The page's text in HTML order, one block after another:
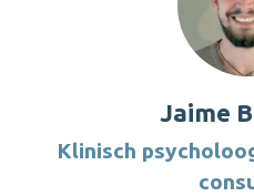
Jaime
Klinisch